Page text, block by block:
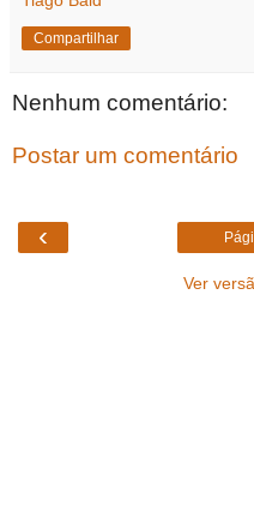
Compartilhar
Nenhum comentário:
Postar um comentário
‹
Ver